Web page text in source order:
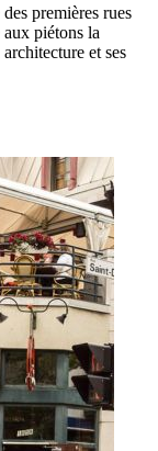
premières rues
piétons la
et ses